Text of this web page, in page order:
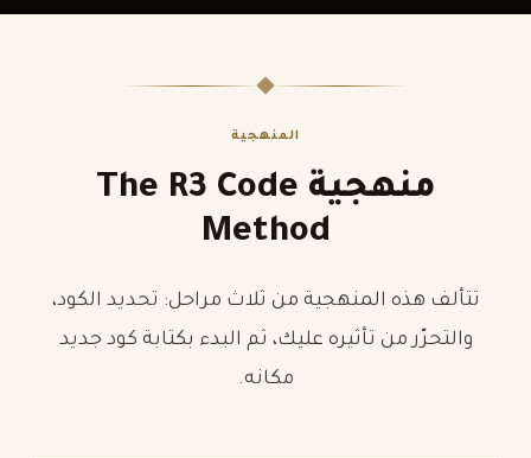
المنهجية
منهجية The R3 Code
Method
تتألف هذه المنهجية من ثلاث مراحل: تحديد الكود،
والتحرّر من تأثيره عليك، ثم البدء بكتابة كود جديد
مكانه.